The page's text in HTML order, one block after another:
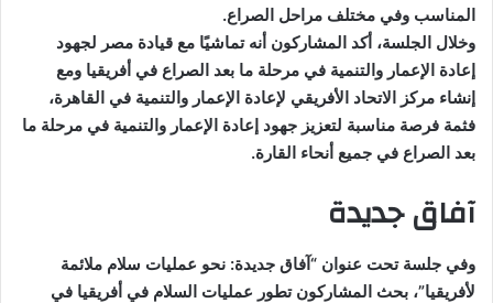
المناسب وفي مختلف مراحل الصراع.
وخلال الجلسة، أكد المشاركون أنه تماشيًا مع قيادة مصر لجهود
إعادة الإعمار والتنمية في مرحلة ما بعد الصراع في أفريقيا ومع
إنشاء مركز الاتحاد الأفريقي لإعادة الإعمار والتنمية في القاهرة،
فثمة فرصة مناسبة لتعزيز جهود إعادة الإعمار والتنمية في مرحلة ما
بعد الصراع في جميع أنحاء القارة.
آفاق جديدة
وفي جلسة تحت عنوان “آفاق جديدة: نحو عمليات سلام ملائمة
لأفريقيا”، بحث المشاركون تطور عمليات السلام في أفريقيا في